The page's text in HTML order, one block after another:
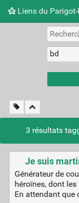
Liens du
Nuage de tags
3 résultats
Je suis
Générateur de
héroïnes, dont
En attendant que